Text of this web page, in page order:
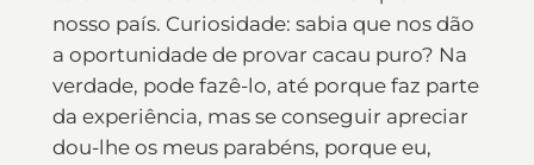
nosso país. Curiosidade: sabia que nos dão
a oportunidade de provar cacau puro? Na
verdade, pode fazê-lo, até porque faz parte
da experiência, mas se conseguir apreciar
dou-lhe os meus parabéns, porque eu,